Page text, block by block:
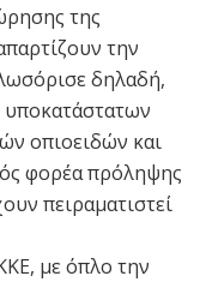
της
την
δηλαδή,
οπιοειδών και
φορέα πρόληψης
πειραματιστεί
με όπλο την